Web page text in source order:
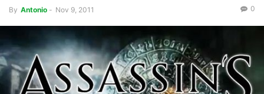
By Antonio - Nov 9, 2011 0